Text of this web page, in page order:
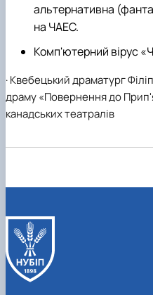
альтернативна
на ЧАЕС.
Комп'ютерний вірус
·Квебецький драматург
драму «Повернення до
канадських театралів